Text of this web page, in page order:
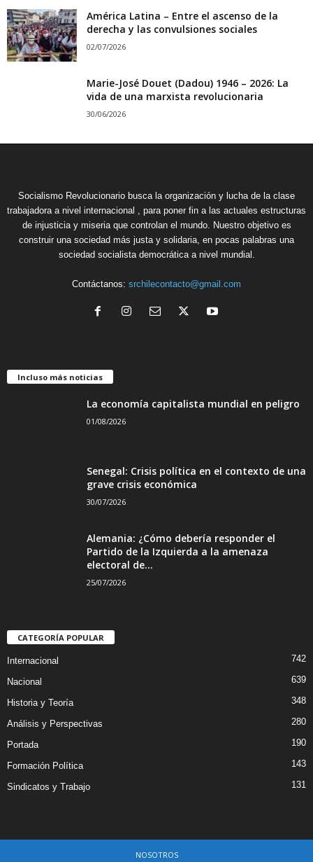
América Latina – Entre el ascenso de la
derecha y las convulsiones sociales
02/07/2026
Marie-José Douet (Dadou) 1946 – 2026: La
vida de una marxista revolucionaria
30/06/2026
Socialismo Revolucionario busca la organización y lucha de la clase
trabajadora a nivel internacional , para poner fin a las actuales estructuras
de injusticia y miseria que controlan el mundo. Nuestro objetivo es
construir una sociedad más justa y solidaria, en pocas palabras una
sociedad socialista democrática a nivel mundial.
Contáctanos: srchilecontacto@gmail.com
Incluso más noticias
La economía capitalista mundial en peligro
01/08/2026
Senegal: Crisis política en el contexto de una
grave crisis económica
30/07/2026
Alemania: ¿Cómo debería responder el
Partido de la Izquierda a la amenaza
electoral de...
25/07/2026
CATEGORÍA POPULAR
Internacional 742
Nacional 639
Historia y Teoría 348
Análisis y Perspectivas 280
Portada 190
Formación Política 143
Sindicatos y Trabajo 131
NOSOTROS